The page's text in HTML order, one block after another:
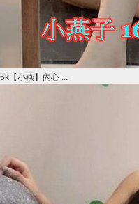
5k【小燕】內心 ...